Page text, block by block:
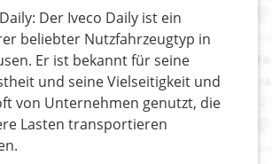
Der Iveco Daily ist ein
beliebter Nutzfahrzeugtyp in
Er ist bekannt für seine
und seine Vielseitigkeit und
von Unternehmen genutzt, die
Lasten transportieren